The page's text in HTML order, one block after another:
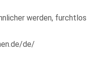
werden,
de/